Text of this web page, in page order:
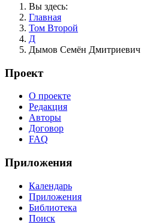
Вы здесь:
Главная
Том Второй
Д
Дымов Семён Дмитриевич
Проект
О проекте
Редакция
Авторы
Договор
FAQ
Приложения
Календарь
Приложения
Библиотека
Поиск